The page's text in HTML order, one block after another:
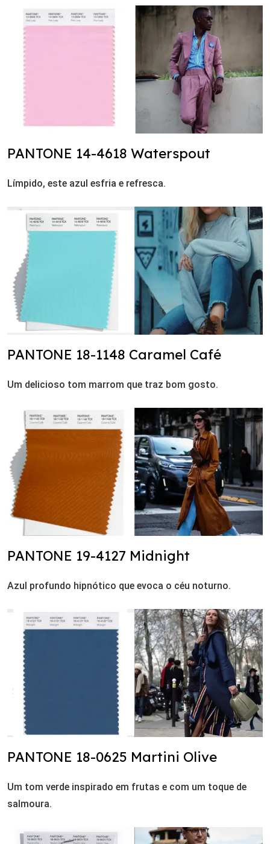
PANTONE 14-4618 Waterspout
Límpido, este azul esfria e refresca.
PANTONE 18-1148 Caramel Café
Um delicioso tom marrom que traz bom gosto.
PANTONE 19-4127 Midnight
Azul profundo hipnótico que evoca o céu noturno.
PANTONE 18-0625 Martini Olive
Um tom verde inspirado em frutas e com um toque de
salmoura.